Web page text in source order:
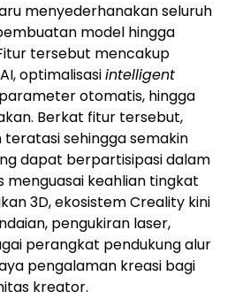
menyederhanakan seluruh
model hingga
tersebut mencakup
optimalisasiintelligent
otomatis, hingga
Berkat fitur tersebut,
sehingga semakin
dapat berpartisipasi dalam
menguasai keahlian tingkat
3D, ekosistem Creality kini
pengukiran laser,
perangkat pendukung alur
pengalaman kreasi bagi
kreator.